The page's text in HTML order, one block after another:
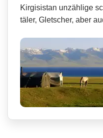
Kirgisistan unzählige
täler, Gletscher, aber